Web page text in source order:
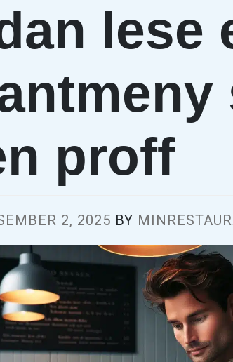
lese
proff
2, 2025 BY